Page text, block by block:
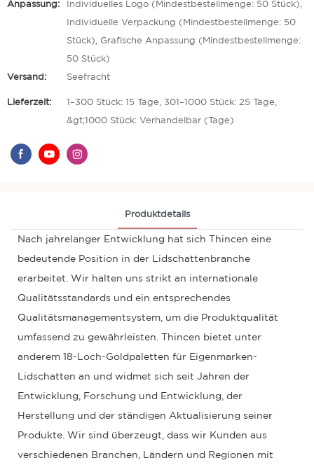
Anpassung: Individuelles Logo (Mindestbestellmenge: 50 Stück),
Individuelle Verpackung (Mindestbestellmenge: 50
Stück), Grafische Anpassung (Mindestbestellmenge:
50 Stück)
Versand: Seefracht
Lieferzeit: 1–300 Stück: 15 Tage, 301–1000 Stück: 25 Tage,
&gt;1000 Stück: Verhandelbar (Tage)
Produktdetails
Nach jahrelanger Entwicklung hat sich Thincen eine
bedeutende Position in der Lidschattenbranche
erarbeitet. Wir halten uns strikt an internationale
Qualitätsstandards und ein entsprechendes
Qualitätsmanagementsystem, um die Produktqualität
umfassend zu gewährleisten. Thincen bietet unter
anderem 18-Loch-Goldpaletten für Eigenmarken-
Lidschatten an und widmet sich seit Jahren der
Entwicklung, Forschung und Entwicklung, der
Herstellung und der ständigen Aktualisierung seiner
Produkte. Wir sind überzeugt, dass wir Kunden aus
verschiedenen Branchen, Ländern und Regionen mit